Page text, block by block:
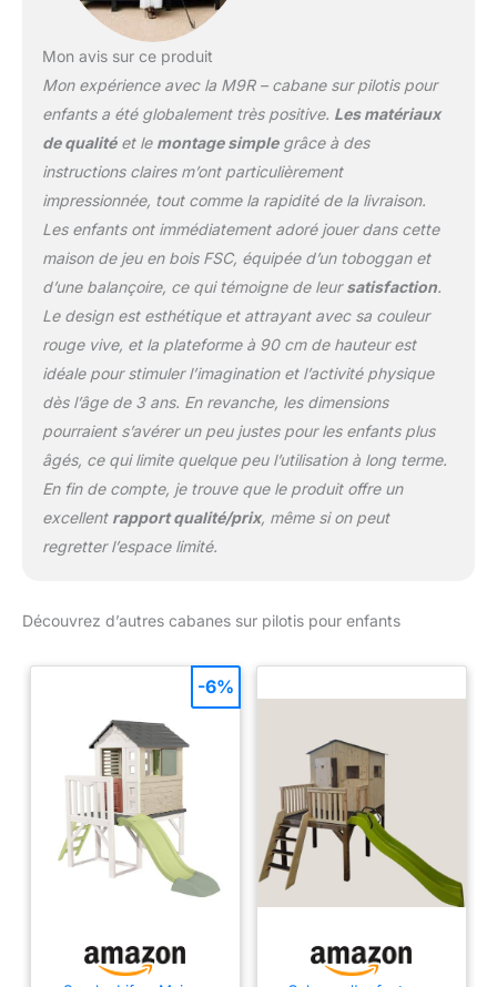
Mon avis sur ce produit
Mon expérience avec la M9R – cabane sur pilotis pour
enfants a été globalement très positive. Les matériaux
de qualitéet le montage simplegrâce à des
instructions claires m’ont particulièrement
impressionnée, tout comme la rapidité de la livraison.
Les enfants ont immédiatement adoré jouer dans cette
maison de jeu en bois FSC, équipée d’un toboggan et
d’une balançoire, ce qui témoigne de leursatisfaction.
Le design est esthétique et attrayant avec sa couleur
rouge vive, et la plateforme à 90 cm de hauteur est
idéale pour stimuler l’imagination et l’activité physique
dès l’âge de 3 ans. En revanche, les dimensions
pourraient s’avérer un peu justes pour les enfants plus
âgés, ce qui limite quelque peu l’utilisation à long terme.
En fin de compte, je trouve que le produit offre un
excellent rapport qualité/prix, même si on peut
regretter l’espace limité.
Découvrez d’autres cabanes sur pilotis pour enfants
-6%